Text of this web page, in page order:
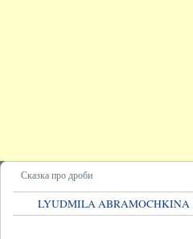
Сказка про дроби
LYUDMILA ABRAMOCHKINA